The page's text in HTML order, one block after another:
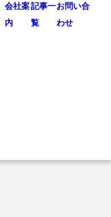
会社案
内
記事一
覧
お問い合
わせ